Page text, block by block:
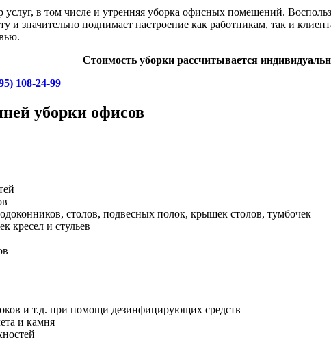
в том числе и утренняя уборка офисных помещений.
и значительно поднимает настроение как работникам, так и
Стоимость уборки рассчитывается
108-24-99
уборки офисов
столов, подвесных полок, крышек столов, тумбочек
кресел и стульев
и т.д. при помощи дезинфицирующих средств
и камня